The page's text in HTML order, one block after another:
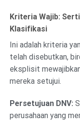
Kriteria Wajib:
Klasifikasi
Ini adalah kriteria
telah disebutkan,
eksplisit
mereka setujui.
Persetujuan DNV:
perusahaan yang